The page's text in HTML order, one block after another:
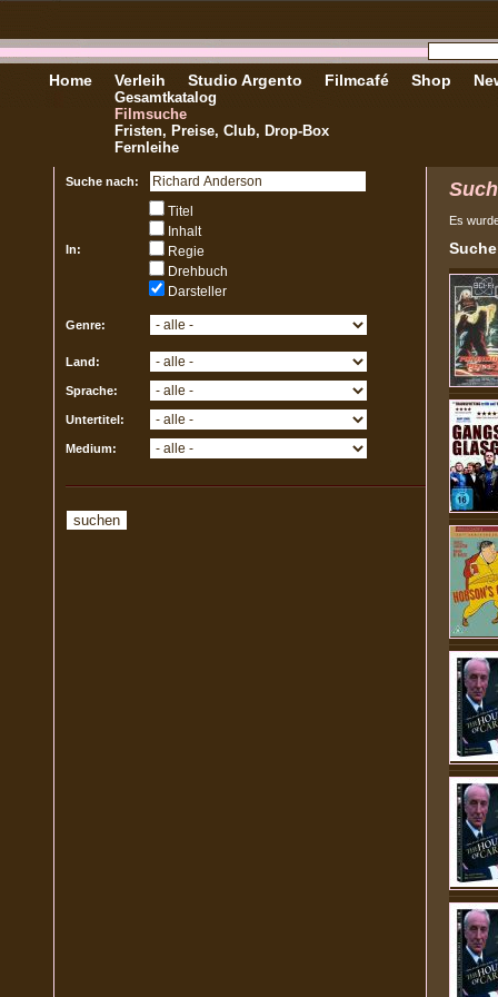
Home Verleih
Gesamtkatalog
Filmsuche
Fristen, Preise, Club, Drop-Box
Fernleihe
Studio Argento Filmcafé Shop
Suche nach:
In:
Titel
Inhalt
Regie
Drehbuch
Darsteller
Genre:
Land:
Sprache:
Untertitel:
Medium:
Es